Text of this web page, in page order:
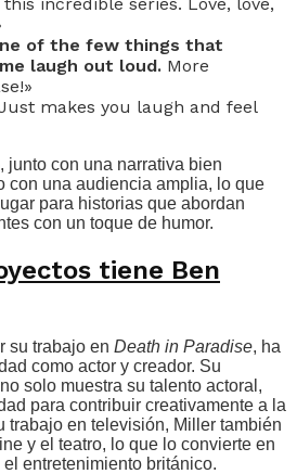
of the few things that
laugh out loud. More
makes you laugh and feel
junto con una narrativa bien
con una audiencia amplia, lo que
para historias que abordan
con un toque de humor.
tiene Ben
su trabajo en Death in Paradise, ha
como actor y creador. Su
no solo muestra su talento actoral,
para contribuir creativamente a la
trabajo en televisión, Miller también
y el teatro, lo que lo convierte en
entretenimiento británico.